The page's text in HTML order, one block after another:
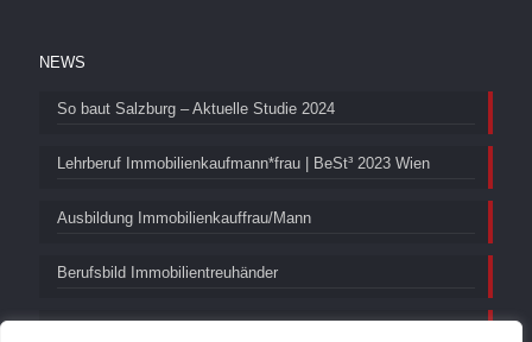
NEWS
So baut Salzburg – Aktuelle Studie 2024
Lehrberuf Immobilienkaufmann*frau | BeSt³ 2023 Wien
Ausbildung Immobilienkauffrau/Mann
Berufsbild Immobilientreuhänder